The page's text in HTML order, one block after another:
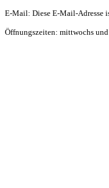
E-Mail: Diese E-Mail-Adresse
Öffnungszeiten: mittwochs